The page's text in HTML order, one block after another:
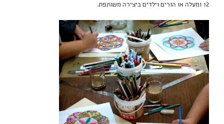
12 ומעלה או הורים וילדים ביצירה משותפת.